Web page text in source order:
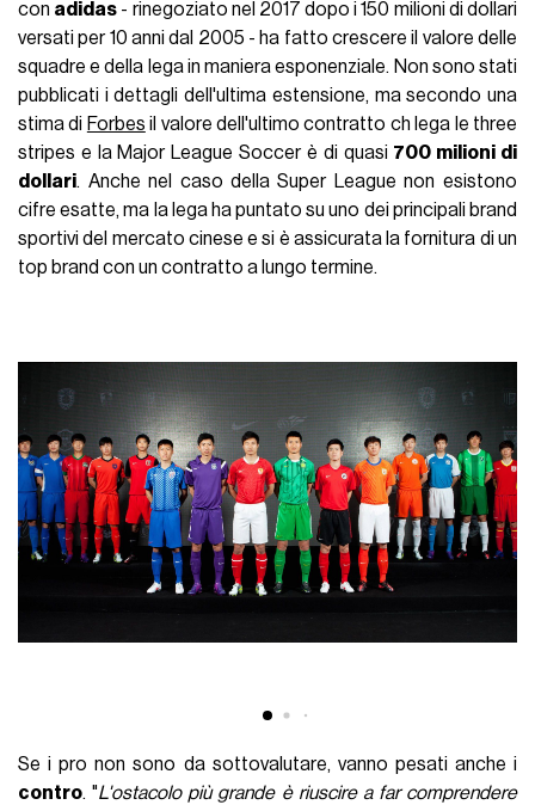
con adidas - rinegoziato nel 2017 dopo i 150 milioni di dollari
versati per 10 anni dal 2005 - ha fatto crescere il valore delle
squadre e della lega in maniera esponenziale. Non sono stati
pubblicati i dettagli dell'ultima estensione, ma secondo una
stima di Forbes il valore dell'ultimo contratto ch lega le three
stripes e la Major League Soccer è di quasi 700 milioni di
dollari. Anche nel caso della Super League non esistono
cifre esatte, ma la lega ha puntato su uno dei principali brand
sportivi del mercato cinese e si è assicurata la fornitura di un
top brand con un contratto a lungo termine.
Se i pro non sono da sottovalutare, vanno pesati anche i
contro. "L'ostacolo più grande è riuscire a far comprendere